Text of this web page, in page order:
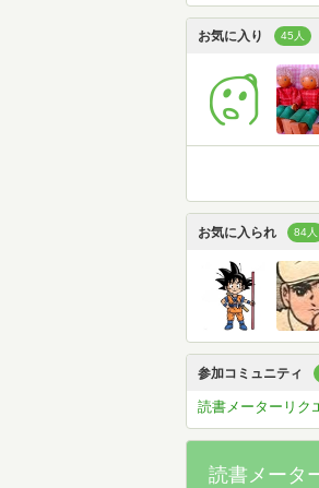
お気に入り 45人
お気に入られ 84人
参加コミュニティ
読書メーターリク
読書メータ